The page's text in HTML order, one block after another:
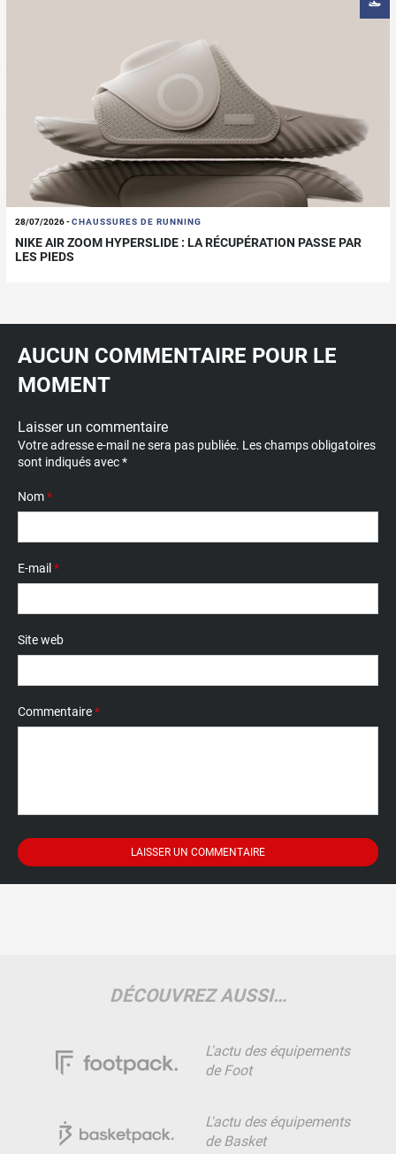
28/07/2026-CHAUSSURES DE RUNNING
NIKE AIR ZOOM HYPERSLIDE : LA RÉCUPÉRATION PASSE PAR
LES PIEDS
AUCUN COMMENTAIRE POUR LE
MOMENT
Laisser un commentaire
Votre adresse e-mail ne sera pas publiée. Les champs obligatoires
sont indiqués avec*
Nom*
E-mail *
Site web
Commentaire*
DÉCOUVREZ AUSSI…
L'actu des équipements
de Foot
L'actu des équipements
de Basket